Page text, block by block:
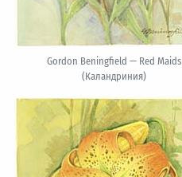
Gordon Beningfield — Red Maids
(Каландриния)